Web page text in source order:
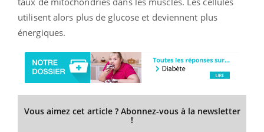
utilisent alors plus de glucose et deviennent plus
énergiques.
Vous aimez cet article ? Abonnez-vous à la newsletter
!